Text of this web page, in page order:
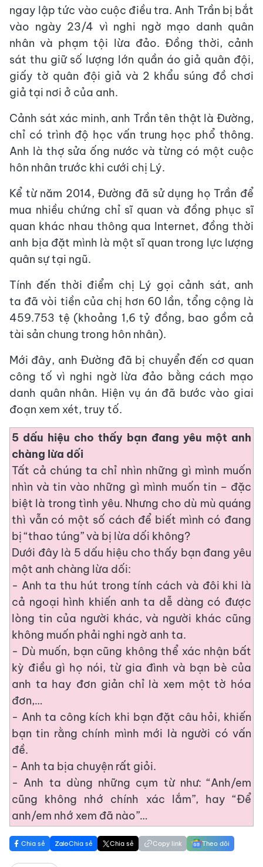
ngay lập tức vào cuộc điều tra. Anh Trần bị bắt
vào ngày 23/4 vì nghi ngờ mạo danh quân
nhân và phạm tội lừa đảo. Đồng thời, cảnh
sát thu giữ số lượng lớn quần áo giả quân đội,
giấy tờ quân đội giả và 2 khẩu súng đồ chơi
giả tại nơi ở của anh.
Cảnh sát xác minh, anh Trần tên thật là Đường,
chỉ có trình độ học vấn trung học phổ thông.
Anh là thợ sửa ống nước và từng có một cuộc
hôn nhân trước khi cưới chị Lý.
Kể từ năm 2014, Đường đã sử dụng họ Trần để
mua nhiều chứng chỉ sĩ quan và đồng phục sĩ
quan khác nhau thông qua Internet, đồng thời
anh bịa đặt mình là một sĩ quan trong lực lượng
quân sự tại ngũ.
Tính đến thời điểm chị Lý gọi cảnh sát, anh
ta đã vòi tiền của chị hơn 60 lần, tổng cộng là
459.753 tệ (khoảng 1,6 tỷ đồng, bao gồm cả
tài sản chung trong hôn nhân).
Mới đây, anh Đường đã bị chuyển đến cơ quan
công tố vì nghi ngờ lừa đảo bằng cách mạo
danh quân nhân. Hiện vụ án đã bước vào giai
đoạn xem xét, truy tố.
5 dấu hiệu cho thấy bạn đang yêu một anh
chàng lừa dối
Tất cả chúng ta chỉ nhìn những gì mình muốn
nhìn và tin vào những gì mình muốn tin – đặc
biệt là trong tình yêu. Nhưng cho dù mù quáng
thì vẫn có một số cách để biết mình có đang
bị “thao túng” và bị lừa dối không?
Dưới đây là 5 dấu hiệu cho thấy bạn đang yêu
một anh chàng lừa dối:
- Anh ta thu hút trong tính cách và đôi khi là
cả ngoại hình khiến anh ta dễ dàng có được
lòng tin của người khác, và người khác cũng
không muốn phải nghi ngờ anh ta.
- Dù muốn, bạn cũng không thể xác nhận bất
kỳ điều gì họ nói, từ gia đình và bạn bè của
anh ta hay đơn giản chỉ là xem một tờ hóa
đơn,…
- Anh ta công kích khi bạn đặt câu hỏi, khiến
bạn tin rằng chính mình mới là người có vấn
đề.
- Anh ta bịa chuyện rất giỏi.
- Anh ta dùng những cụm từ như: “Anh/em
cũng không nhớ chính xác lắm”, hay “Để
anh/em nhớ xem đã nào”…
Chia sẻ Chia sẻ Chia sẻ Copy link Theo dõi